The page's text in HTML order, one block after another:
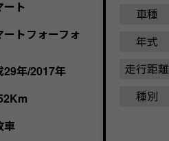
ート
ートフォーフォ
29年/2017年
車
車種
年式
走行距離
種別